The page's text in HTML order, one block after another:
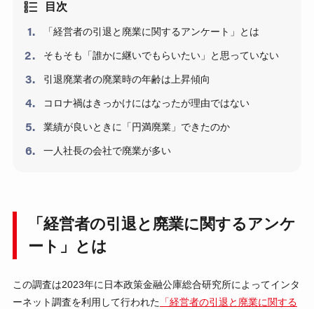
目次
「経営者の引退と廃業に関するアンケート」とは
そもそも「誰かに継いでもらいたい」と思っていない
引退廃業者の廃業時の年齢は上昇傾向
コロナ禍はきっかけにはなったが理由ではない
業績が良いときに「円満廃業」できたのか
一人社長の会社で廃業が多い
「経営者の引退と廃業に関するアンケ
ート」とは
この調査は2023年に日本政策金融公庫総合研究所によってインタ
ーネット調査を利用して行われた 「経営者の引退と廃業に関する